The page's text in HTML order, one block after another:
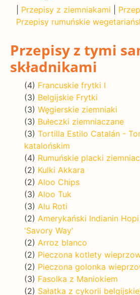
Przepisy z ziemniakami
Przepisy rumuńskie
Przepisy z tymi
składnikami
(4) Francuskie frytki I
(3) Belgijskie Frytki
(3) Węgierskie ziemniaki
(3) Bułeczki ziemniaczane
(3) Tortilla Estilo Catalán -
katalońskim
(4) Rumuńskie placki
(2) Kulki Akkara
(2) Aloo Chips
(3) Aloo Tuk
(3) Alu Roti
(2) Amerykański Indianin
'Savory Way'
(2) Arroz blanco
(2) Pieczona kotlety
(2) Pieczona golonka
(3) Fasolka z Maniokiem
(2) Sałatka z cykorii